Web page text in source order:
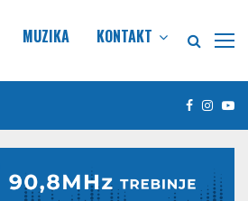
MUZIKA KONTAKT
Facebook